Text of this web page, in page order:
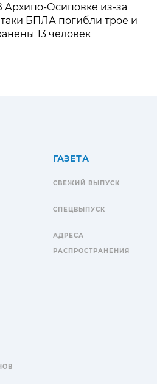
Архипо-Осиповке из-за
БПЛА погибли трое и
13 человек
ГАЗЕТА
СВЕЖИЙ ВЫПУСК
СПЕЦВЫПУСК
АДРЕСА
РАСПРОСТРАНЕНИЯ